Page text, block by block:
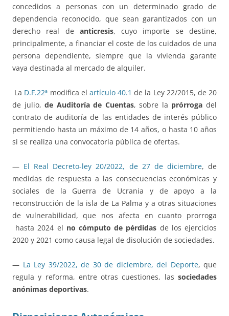
concedidos a personas con un determinado grado de
dependencia reconocido, que sean garantizados con un
derecho real de anticresis, cuyo importe se destine,
principalmente, a financiar el coste de los cuidados de una
persona dependiente, siempre que la vivienda garante
vaya destinada al mercado de alquiler.
La D.F.22ª modifica el artículo 40.1 de la Ley 22/2015, de 20
de julio,de Auditoría de Cuentas, sobre la prórroga del
contrato de auditoría de las entidades de interés público
permitiendo hasta un máximo de 14 años, o hasta 10 años
si se realiza una convocatoria pública de ofertas.
— El Real Decreto-ley 20/2022, de 27 de diciembre, de
medidas de respuesta a las consecuencias económicas y
sociales de la Guerra de Ucrania y de apoyo a la
reconstrucción de la isla de La Palma y a otras situaciones
de vulnerabilidad, que nos afecta en cuanto prorroga
hasta 2024 el no cómputo de pérdidas de los ejercicios
2020 y 2021 como causa legal de disolución de sociedades.
— La Ley 39/2022, de 30 de diciembre, del Deporte, que
regula y reforma, entre otras cuestiones, las sociedades
anónimas deportivas.